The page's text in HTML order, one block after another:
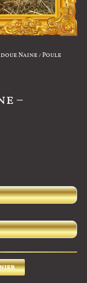
Naine/ Poule
–